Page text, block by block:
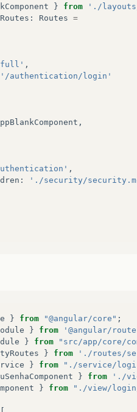
} from
'./
: Routes =
,
'/authentication/login'
,
,
:
'./security/
} from "@angular/core" ;
} from
'@angular/
} from
"src/app/core/
} from
'./routes/
} from
"./service/
} from
'./
} from
"./view/